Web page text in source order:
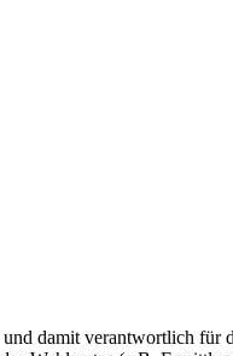
damit verantwortlich für